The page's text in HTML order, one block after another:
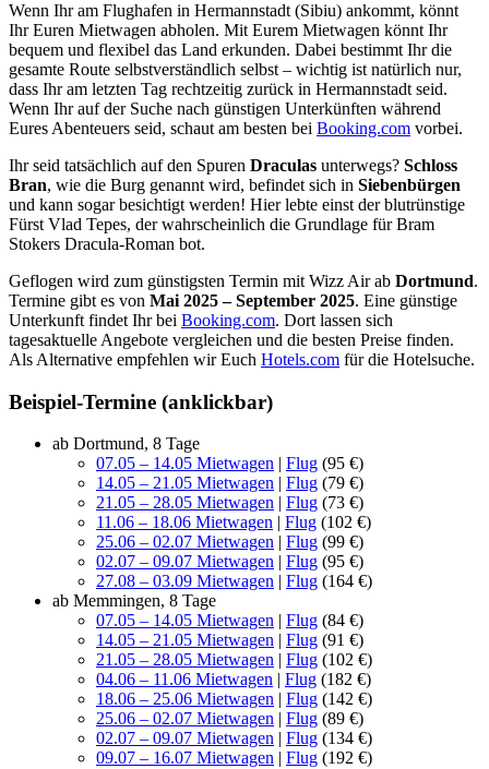
Wenn Ihr am Flughafen in Hermannstadt (Sibiu) ankommt, könnt
Ihr Euren Mietwagen abholen. Mit Eurem Mietwagen könnt Ihr
bequem und flexibel das Land erkunden. Dabei bestimmt Ihr die
gesamte Route selbstverständlich selbst – wichtig ist natürlich nur,
dass Ihr am letzten Tag rechtzeitig zurück in Hermannstadt seid.
Wenn Ihr auf der Suche nach günstigen Unterkünften während
Eures Abenteuers seid, schaut am besten bei Booking.com vorbei.
Ihr seid tatsächlich auf den Spuren Draculas unterwegs? Schloss
Bran, wie die Burg genannt wird, befindet sich in Siebenbürgen
und kann sogar besichtigt werden! Hier lebte einst der blutrünstige
Fürst Vlad Tepes, der wahrscheinlich die Grundlage für Bram
Stokers Dracula-Roman bot.
Geflogen wird zum günstigsten Termin mit Wizz Air ab Dortmund.
Termine gibt es von Mai 2025 – September 2025. Eine günstige
Unterkunft findet Ihr bei Booking.com. Dort lassen sich
tagesaktuelle Angebote vergleichen und die besten Preise finden.
Als Alternative empfehlen wir Euch Hotels.com für die Hotelsuche.
Beispiel-Termine (anklickbar)
ab Dortmund, 8 Tage
07.05 – 14.05 Mietwagen | Flug (95 €)
14.05 – 21.05 Mietwagen | Flug (79 €)
21.05 – 28.05 Mietwagen | Flug (73 €)
11.06 – 18.06 Mietwagen | Flug (102 €)
25.06 – 02.07 Mietwagen | Flug (99 €)
02.07 – 09.07 Mietwagen | Flug (95 €)
27.08 – 03.09 Mietwagen | Flug (164 €)
ab Memmingen, 8 Tage
07.05 – 14.05 Mietwagen | Flug (84 €)
14.05 – 21.05 Mietwagen | Flug (91 €)
21.05 – 28.05 Mietwagen | Flug (102 €)
04.06 – 11.06 Mietwagen | Flug (182 €)
18.06 – 25.06 Mietwagen | Flug (142 €)
25.06 – 02.07 Mietwagen | Flug (89 €)
02.07 – 09.07 Mietwagen | Flug (134 €)
09.07 – 16.07 Mietwagen | Flug (192 €)